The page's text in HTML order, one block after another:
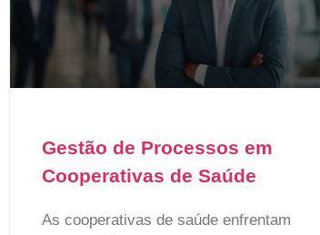
Gestão de Processos em
Cooperativas de Saúde
As cooperativas de saúde enfrentam